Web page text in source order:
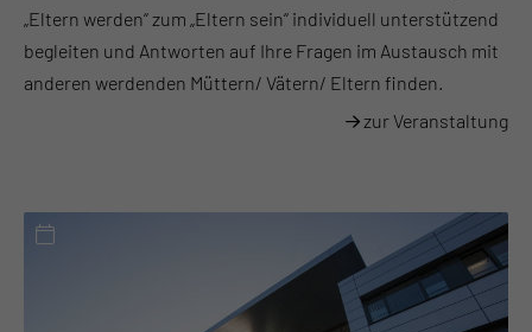
„Eltern werden“ zum „Eltern sein“ individuell unterstützend
begleiten und Antworten auf Ihre Fragen im Austausch mit
anderen werdenden Müttern/ Vätern/ Eltern finden.
zur Veranstaltung